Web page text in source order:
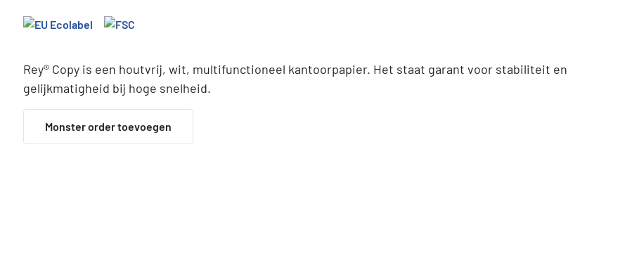
Rey® Copy is een houtvrij, wit, multifunctioneel kantoorpapier. Het staat garant voor stabiliteit en
gelijkmatigheid bij hoge snelheid.
Monster order toevoegen